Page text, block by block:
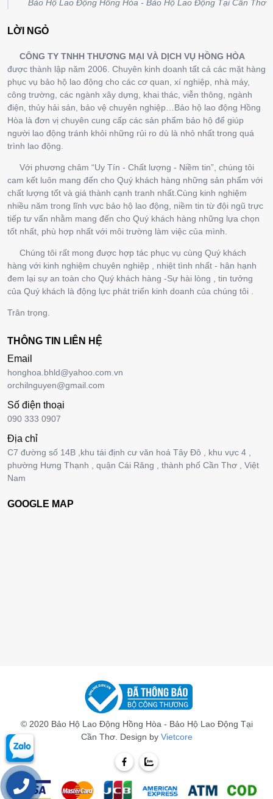
Bảo Hộ Lao Động Hồng Hòa - Bảo Hộ Lao Động Tại Cần Thơ
LỜI NGỎ
CÔNG TY TNHH THƯƠNG MẠI VÀ DỊCH VỤ HỒNG HÒA
được thành lập năm 2006. Chuyên kinh doanh tất cả các mặt hàng
phục vụ bảo hộ lao động cho các cơ quan, xí nghiệp, nhà máy,
công trường, các ngành xây dựng, khai thác, viễn thông, ngành
điện, thủy hải sản, bảo vệ chuyên nghiệp…Bảo hộ lao động Hồng
Hòa là đơn vị chuyên cung cấp các sản phẩm bảo hộ để giúp
người lao động tránh khỏi những rủi ro dù là nhỏ nhất trong quá
trình lao động.
Với phương châm “Uy Tín - Chất lượng - Niềm tin”, chúng tôi
cam kết luôn mang đến cho Quý khách hàng những sản phẩm với
chất lượng tốt và giá thành cạnh tranh nhất.Cùng kinh nghiệm
nhiều năm trong lĩnh vực bảo hộ lao động, niềm tin từ đội ngũ trực
tiếp tư vấn nhằm mang đến cho Quý khách hàng những lựa chọn
tốt nhất, phù hợp nhất với môi trường làm việc của mình.
Chúng tôi rất mong được hợp tác phục vụ cùng Quý khách
hàng với kinh nghiệm chuyên nghiệp , nhiệt tình nhất - hân hạnh
đem lại sự an toàn cho Quý khách hàng -Sự hài lòng , tin tưởng
của Quý khách là động lực phát triển kinh doanh của chúng tôi .
Trân trọng.
THÔNG TIN LIÊN HỆ
Email
honghoa.bhld@yahoo.com.vn
orchilnguyen@gmail.com
Số điện thoại
090 333 0907
Địa chỉ
C7 đường số 14B ,khu tái định cư văn hoá Tây Đô , khu vực 4 ,
phường Hưng Thạnh , quận Cái Răng , thành phố Cần Thơ , Việt
Nam
GOOGLE MAP
© 2020 Bảo Hộ Lao Động Hồng Hòa - Bảo Hộ Lao Động Tại
Cần Thơ. Design by Vietcore
